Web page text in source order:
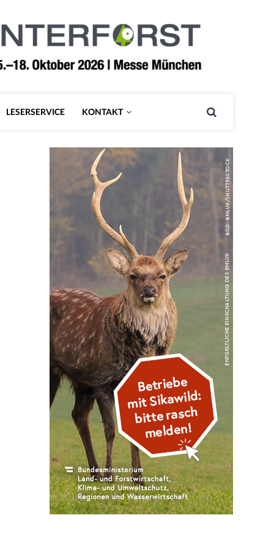
LESERSERVICE KONTAKT